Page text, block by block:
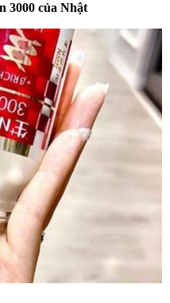
3000 của Nhật